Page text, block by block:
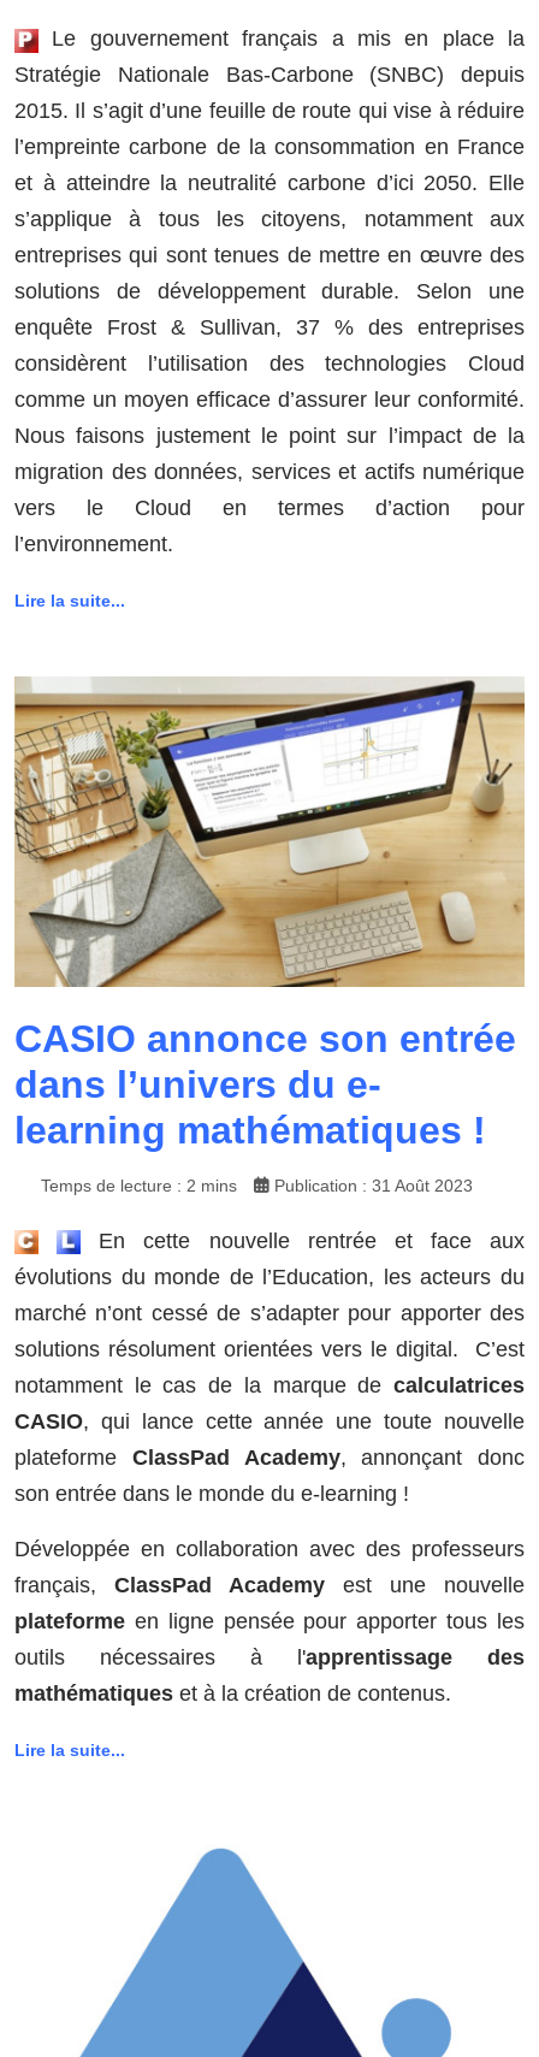
Le gouvernement français a mis en place la
Stratégie Nationale Bas-Carbone (SNBC) depuis
2015. Il s’agit d’une feuille de route qui vise à réduire
l’empreinte carbone de la consommation en France
et à atteindre la neutralité carbone d’ici 2050. Elle
s’applique à tous les citoyens, notamment aux
entreprises qui sont tenues de mettre en œuvre des
solutions de développement durable. Selon une
enquête Frost & Sullivan, 37 % des entreprises
considèrent l’utilisation des technologies Cloud
comme un moyen efficace d’assurer leur conformité.
Nous faisons justement le point sur l’impact de la
migration des données, services et actifs numérique
vers le Cloud en termes d’action pour
l’environnement.
Lire la suite...
CASIO annonce son entrée
dans l’univers du e-
learning mathématiques !
Temps de lecture : 2 mins Publication : 31 Août 2023
En cette nouvelle rentrée et face aux
évolutions du monde de l’Education, les acteurs du
marché n’ont cessé de s’adapter pour apporter des
solutions résolument orientées vers le digital. C’est
notamment le cas de la marque de calculatrices
CASIO, qui lance cette année une toute nouvelle
plateforme ClassPad Academy, annonçant donc
son entrée dans le monde du e-learning !
Développée en collaboration avec des professeurs
français, ClassPad Academy est une nouvelle
plateforme en ligne pensée pour apporter tous les
outils nécessaires à l'apprentissage des
mathématiques et à la création de contenus.
Lire la suite...